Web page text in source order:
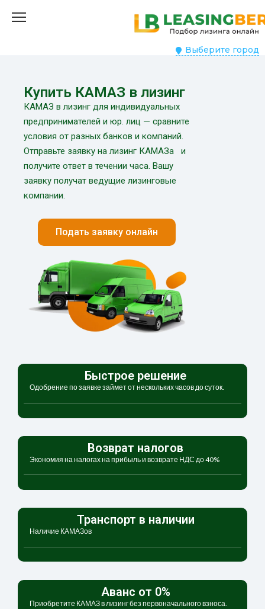
Выберите город
Купить КАМАЗ в лизинг
КАМАЗ в лизинг для индивидуальных
предпринимателей и юр. лиц — сравните
условия от разных банков и компаний.
Отправьте заявку на лизинг КАМАЗа и
получите ответ в течении часа. Вашу
заявку получат ведущие лизинговые
компании.
Подать заявку онлайн
Быстрое решение
Одобрение по заявке займет от нескольких часов до суток.
Возврат налогов
Экономия на налогах на прибыль и возврате НДС до 40%
Транспорт в наличии
Наличие КАМАЗов
Аванс от 0%
Приобретите КАМАЗ в лизинг без первоначального взноса.